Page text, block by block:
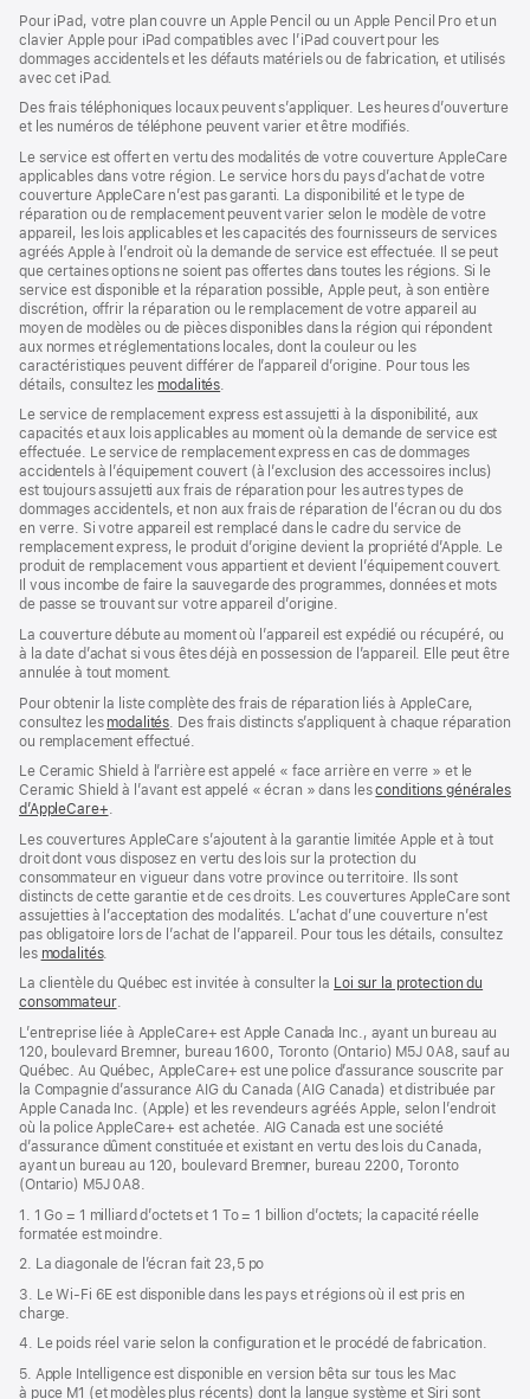
Pour iPad, votre plan couvre un Apple Pencil ou un Apple Pencil Pro et un
clavier Apple pour iPad compatibles avec l’iPad couvert pour les
dommages accidentels et les défauts matériels ou de fabrication, et utilisés
avec cet iPad.
Des frais téléphoniques locaux peuvent s’appliquer. Les heures d’ouverture
et les numéros de téléphone peuvent varier et être modifiés.
Le service est offert en vertu des modalités de votre couverture AppleCare
applicables dans votre région. Le service hors du pays d’achat de votre
couverture AppleCare n’est pas garanti. La disponibilité et le type de
réparation ou de remplacement peuvent varier selon le modèle de votre
appareil, les lois applicables et les capacités des fournisseurs de services
agréés Apple à l’endroit où la demande de service est effectuée. Il se peut
que certaines options ne soient pas offertes dans toutes les régions. Si le
service est disponible et la réparation possible, Apple peut, à son entière
discrétion, offrir la réparation ou le remplacement de votre appareil au
moyen de modèles ou de pièces disponibles dans la région qui répondent
aux normes et réglementations locales, dont la couleur ou les
caractéristiques peuvent différer de l’appareil d’origine. Pour tous les
détails, consultez les modalités
une
nouvelle
fenêtre)
Le service de remplacement express est assujetti à la disponibilité, aux
capacités et aux lois applicables au moment où la demande de service est
effectuée. Le service de remplacement express en cas de dommages
accidentels à l’équipement couvert (à l’exclusion des accessoires inclus)
est toujours assujetti aux frais de réparation pour les autres types de
dommages accidentels, et non aux frais de réparation de l’écran ou du dos
en verre. Si votre appareil est remplacé dans le cadre du service de
remplacement express, le produit d’origine devient la propriété d’Apple. Le
produit de remplacement vous appartient et devient l’équipement couvert.
Il vous incombe de faire la sauvegarde des programmes, données et mots
de passe se trouvant sur votre appareil d’origine.
La couverture débute au moment où l’appareil est expédié ou récupéré, ou
à la date d’achat si vous êtes déjà en possession de l’appareil. Elle peut être
annulée à tout moment.
Pour obtenir la liste complète des frais de réparation liés à AppleCare,
consultez les modalités (s’ouvre
dans
nouvelle
fenêtre)
. Des frais distincts s’appliquent à chaque réparation
ou remplacement effectué.
Le Ceramic Shield à l’arrière est appelé « face arrière en verre » et le
Ceramic Shield à l’avant est appelé « écran » dans lesconditions générales
d’AppleCare+(s’ouvre
une
nouvelle
fenêtre)
.
Les couvertures AppleCare s’ajoutent à la garantie limitée Apple et à tout
droit dont vous disposez en vertu des lois sur la protection du
consommateur en vigueur dans votre province ou territoire. Ils sont
distincts de cette garantie et de ces droits. Les couvertures AppleCare sont
assujetties à l’acceptation des modalités. L’achat d’une couverture n’est
pas obligatoire lors de l’achat de l’appareil. Pour tous les détails, consultez
les modalités(s’ouvre
une
nouvelle
fenêtre)
.
La clientèle du Québec est invitée à consulter la Loi sur la protection du
consommateur(s’ouvre
une
nouvelle
fenêtre)
.
L’entreprise liée à AppleCare+ est Apple Canada Inc., ayant un bureau au
120, boulevard Bremner, bureau 1600, Toronto (Ontario) M5J 0A8, sauf au
Québec. Au Québec, AppleCare+ est une police d’assurance souscrite par
la Compagnie d’assurance AIG du Canada (AIG Canada) et distribuée par
Apple Canada Inc. (Apple) et les revendeurs agréés Apple, selon l’endroit
où la police AppleCare+ est achetée. AIG Canada est une société
d’assurance dûment constituée et existant en vertu des lois du Canada,
ayant un bureau au 120, boulevard Bremner, bureau 2200, Toronto
(Ontario) M5J 0A8.
1. 1 Go = 1 milliard d’octets et 1 To = 1 billion d’octets; la capacité réelle
formatée est moindre.
2. La diagonale de l’écran fait 23,5 po
3. Le Wi‑Fi 6E est disponible dans les pays et régions où il est pris en
charge.
4. Le poids réel varie selon la configuration et le procédé de fabrication.
5. Apple Intelligence est disponible en version bêta sur tous les Mac
à puce M1 (et modèles plus récents) dont la langue système et Siri sont